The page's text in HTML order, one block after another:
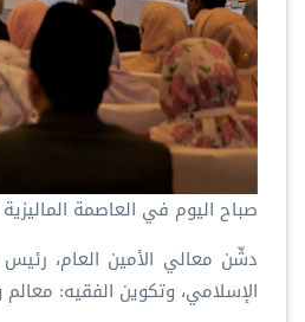
‏صباح اليوم في العاصمة
‏دشّن معالي الأمين العام،
الإسلامي، وتكوين الفقيه: